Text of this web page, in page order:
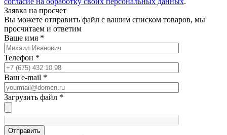
Заявка на просчет
Вы можете отправить файл с вашим списком товаров, мы
просчитаем и ответим
Ваше имя *
Телефон *
Ваш e-mail *
Загрузить файл *
Отправить